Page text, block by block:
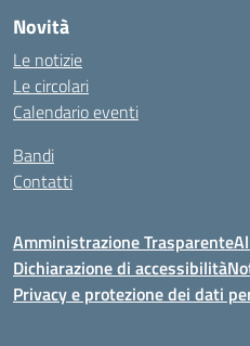
Novità
Le notizie
Le circolari
Calendario eventi
Bandi
Contatti
Amministrazione Trasparente
Dichiarazione di accessibilità
Privacy e protezione dei dati